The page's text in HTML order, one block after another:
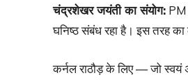
चंद्रशेखर जयंती का संयोग: PM
घनिष्ठ संबंध रहा है। इस तरह का
कर्नल राठौड़ के लिए — जो स्वयं